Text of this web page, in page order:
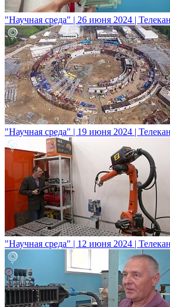
"Научная среда" | 26 июня 2024 |
"Научная среда" | 19 июня 2024 |
"Научная среда" | 12 июня 2024 |